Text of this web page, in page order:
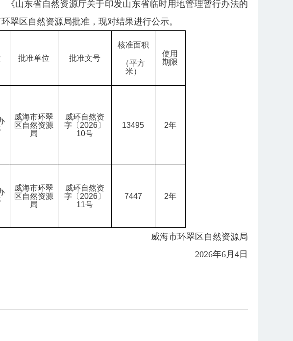
山东省自然资源厅关于印发山东省临时用地管理暂行办法的
翠区自然资源局批准，现对结果进行公示。
批准单位 批准文号
核准面积
（平方
米）
使用
期限
威海市环翠
区自然资源
局
威环自然资
字〔2026〕
10号
13495 2年
威海市环翠
区自然资源
局
威环自然资
字〔2026〕
11号
7447 2年
威海市环翠区自然资源局
2026年6月4日